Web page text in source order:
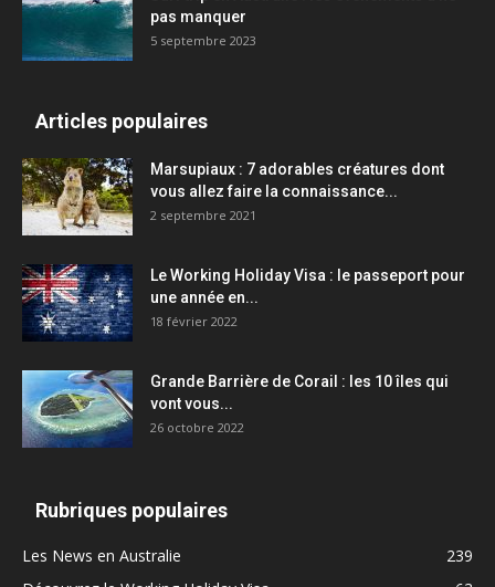
pas manquer
5 septembre 2023
Articles populaires
Marsupiaux : 7 adorables créatures dont
vous allez faire la connaissance...
2 septembre 2021
Le Working Holiday Visa : le passeport pour
une année en...
18 février 2022
Grande Barrière de Corail : les 10 îles qui
vont vous...
26 octobre 2022
Rubriques populaires
Les News en Australie
239